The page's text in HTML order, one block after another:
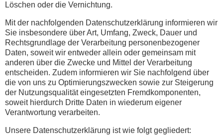
Löschen oder die Vernichtung.
Mit der nachfolgenden Datenschutzerklärung informieren wir
Sie insbesondere über Art, Umfang, Zweck, Dauer und
Rechtsgrundlage der Verarbeitung personenbezogener
Daten, soweit wir entweder allein oder gemeinsam mit
anderen über die Zwecke und Mittel der Verarbeitung
entscheiden. Zudem informieren wir Sie nachfolgend über
die von uns zu Optimierungszwecken sowie zur Steigerung
der Nutzungsqualität eingesetzten Fremdkomponenten,
soweit hierdurch Dritte Daten in wiederum eigener
Verantwortung verarbeiten.
Unsere Datenschutzerklärung ist wie folgt gegliedert: